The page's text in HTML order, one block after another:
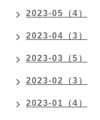
2023-05（4）
2023-04（3）
2023-03（5）
2023-02（3）
2023-01（4）